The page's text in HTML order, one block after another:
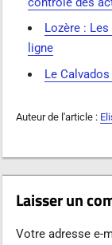
Lozère :
ligne
Le
Auteur de l'article :
Laisser un
Votre adresse e-